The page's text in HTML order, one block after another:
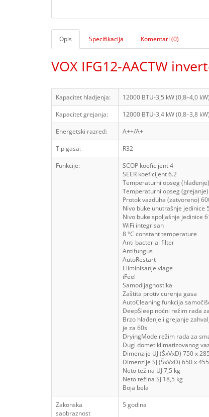
Opis Specifikacija Komentari (0)
VOX IFG12-AACTW
Kapacitet hladjenja:
12000 BTU-3,5 kW (0,8–4,0 kW)
Kapacitet grejanja:
12000 BTU-3,4 kW (0,8–3,8 kW)
Energetski razred:
A++/A+
Tip gasa:
R32
Funkcije:
SCOP koeficijent4
SEER koeficijent6.2
Temperaturni opseg (hlađenje)
Temperaturni opseg (grejanje)
Protok vazduha (zatvoreno)
Nivo buke unutrašnje jedinice
Nivo buke spoljašnje jedinice
WiFi integrisan
8 °C constant temperature
Anti bacterial filter
Antifungus
AutoRestart
Eliminisanje vlage
iFeel
Samodijagnostika
Zaštita protiv curenja gasa
AutoCleaningfunkcija
DeepSleep noćni režim rada
Brzo hlađenje i grejanje
je za 60s
DryingMode režim rada za
Dugi domet klimatizovanog
Dimenzije UJ (ŠxVxD) 750 x
Dimenzije SJ (ŠxVxD) 650 x
Neto težina UJ 7,5 kg
Neto težina SJ 18,5 kg
Boja bela
Zakonska
saobraznost
5 godina